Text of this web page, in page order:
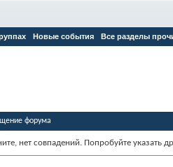
Новые события Все разделы
форума
нет совпадений. Попробуйте указать